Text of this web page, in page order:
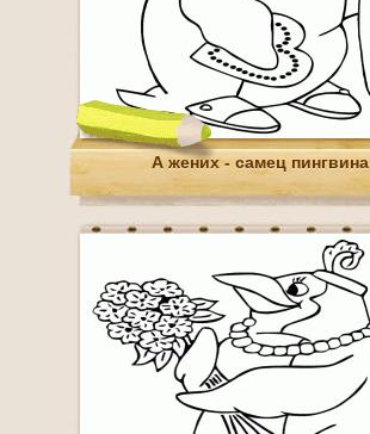
А жених - самец пингвина